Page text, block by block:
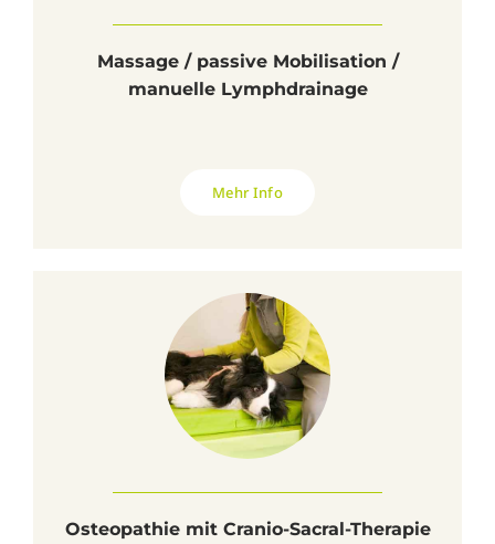
Massage / passive Mobilisation /
manuelle Lymphdrainage
Mehr Info
Osteopathie mit Cranio-Sacral-Therapie